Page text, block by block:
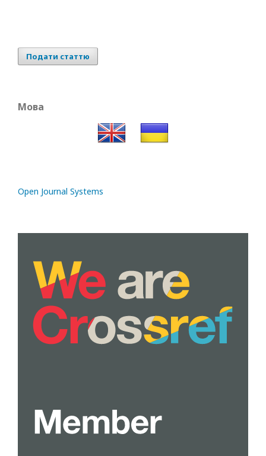
Подати статтю
Мова
Open Journal Systems